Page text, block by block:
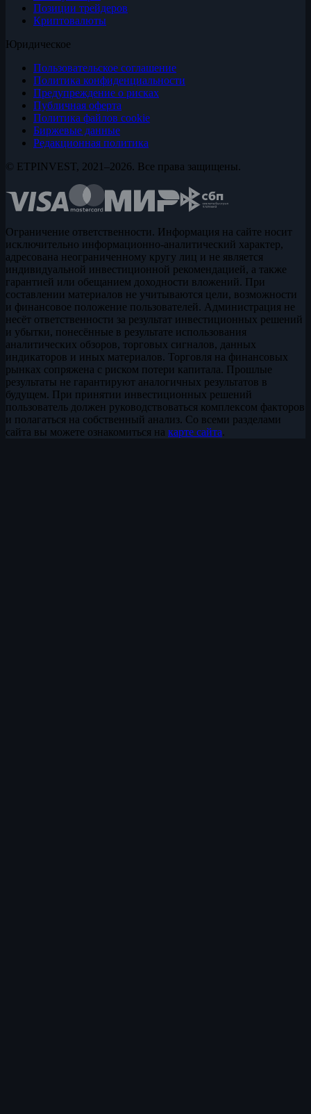
Позиции трейдеров
Криптовалюты
Юридическое
Пользовательское соглашение
Политика конфиденциальности
Предупреждение о рисках
Публичная оферта
Политика файлов cookie
Биржевые данные
Редакционная политика
© ETPINVEST, 2021–2026. Все права защищены.
Ограничение ответственности. Информация на сайте носит
исключительно информационно-аналитический характер,
адресована неограниченному кругу лиц и не является
индивидуальной инвестиционной рекомендацией, а также
гарантией или обещанием доходности вложений. При
составлении материалов не учитываются цели, возможности
и финансовое положение пользователей. Администрация не
несёт ответственности за результат инвестиционных решений
и убытки, понесённые в результате использования
аналитических обзоров, торговых сигналов, данных
индикаторов и иных материалов. Торговля на финансовых
рынках сопряжена с риском потери капитала. Прошлые
результаты не гарантируют аналогичных результатов в
будущем. При принятии инвестиционных решений
пользователь должен руководствоваться комплексом факторов
и полагаться на собственный анализ. Со всеми разделами
сайта вы можете ознакомиться на карте сайта.